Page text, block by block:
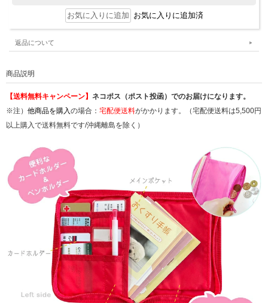
お気に入りに追加済
返品について
商品説明
【送料無料キャンペーン】 ネコポス（ポスト投函）でのお届けになります。
※注） 他商品を購入の場合： 宅配便送料がかかります。（宅配便送料は5,500円
以上購入で送料無料です/沖縄離島を除く）